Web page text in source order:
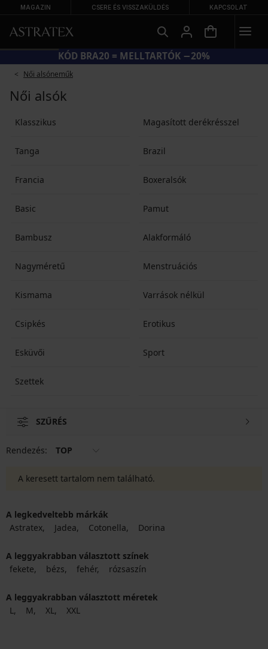
MAGAZIN CSERE ÉS VISSZAKÜLDÉS KAPCSOLAT
KÓD BRA20 = MELLTARTÓK −20%
Női alsóneműk
Női alsók
Klasszikus Magasított derékrésszel
Tanga Brazil
Francia Boxeralsók
Basic Pamut
Bambusz Alakformáló
Nagyméretű Menstruációs
Kismama Varrások nélkül
Csipkés Erotikus
Esküvői Sport
Szettek
SZŰRÉS
Rendezés: TOP
A keresett tartalom nem található.
A legkedveltebb márkák
Astratex
Jadea Cotonella Dorina
A leggyakrabban választott színek
fekete
bézs fehér rózsaszín
A leggyakrabban választott méretek
L
M XL XXL